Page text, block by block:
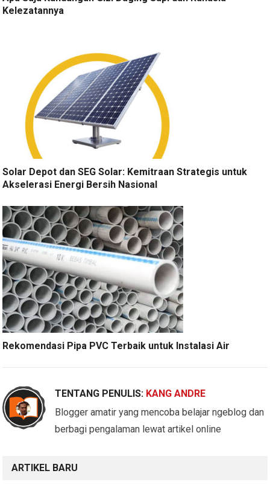
Kelezatannya
Solar Depot dan SEG Solar: Kemitraan Strategis untuk
Akselerasi Energi Bersih Nasional
Rekomendasi Pipa PVC Terbaik untuk Instalasi Air
TENTANG PENULIS: KANG ANDRE
Blogger amatir yang mencoba belajar ngeblog dan
berbagi pengalaman lewat artikel online
ARTIKEL BARU